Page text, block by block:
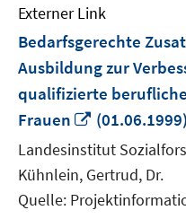
Externer Link
Bedarfsgerechte
Ausbildung zur
qualifizierte
Frauen
In
neuem
Fenster
öffnen
(01.06.1999)
Landesinstitut
Kühnlein, Gertrud, Dr.
Quelle: